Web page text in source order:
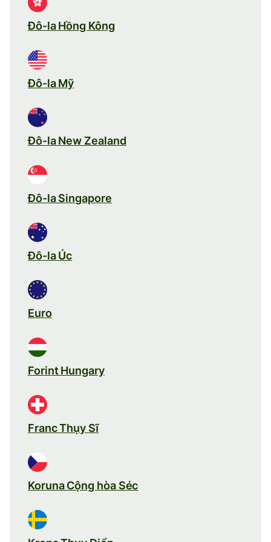
Đô-la Hồng Kông
Đô-la Mỹ
Đô-la New Zealand
Đô-la Singapore
Đô-la Úc
Euro
Forint Hungary
Franc Thụy Sĩ
Koruna Cộng hòa Séc